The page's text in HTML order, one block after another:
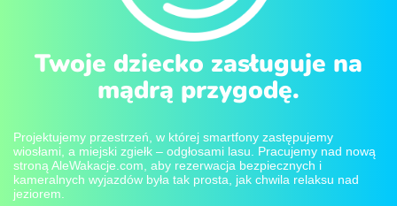
Twoje dziecko zasługuje na
mądrą przygodę.
Projektujemy przestrzeń, w której smartfony zastępujemy
wiosłami, a miejski zgiełk – odgłosami lasu. Pracujemy nad nową
stroną AleWakacje.com, aby rezerwacja bezpiecznych i
kameralnych wyjazdów była tak prosta, jak chwila relaksu nad
jeziorem.